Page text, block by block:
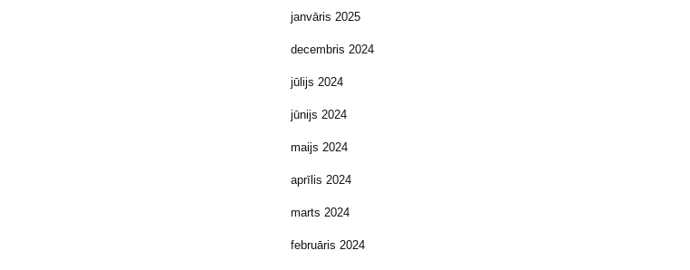
janvāris 2025
decembris 2024
jūlijs 2024
jūnijs 2024
maijs 2024
aprīlis 2024
marts 2024
februāris 2024